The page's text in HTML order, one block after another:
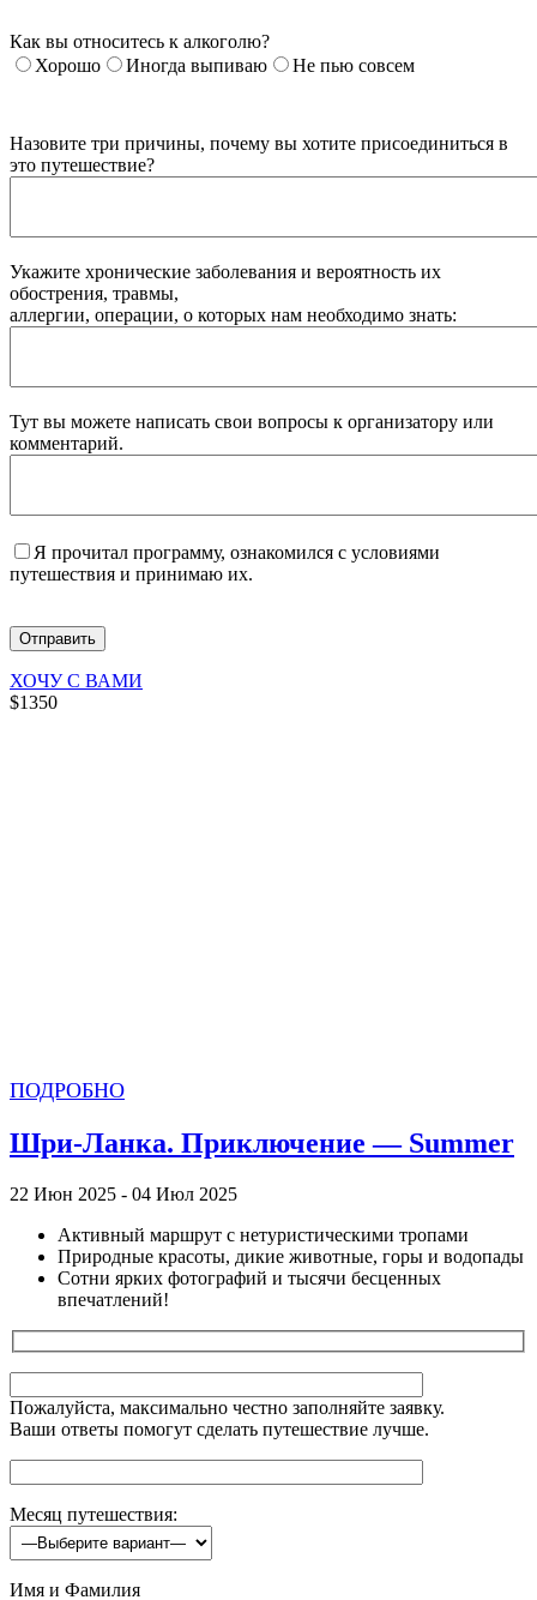
Как вы относитесь к алкоголю?
Хорошо
Иногда выпиваю Не пью совсем
Назовите три причины, почему вы хотите присоединиться в
это путешествие?
Укажите хронические заболевания и вероятность их
обострения, травмы,
аллергии, операции, о которых нам необходимо знать:
Тут вы можете написать свои вопросы к организатору или
комментарий.
Я прочитал программу, ознакомился с условиями
путешествия и принимаю их.
ХОЧУ С ВАМИ
$1350
ПОДРОБНО
Шри-Ланка. Приключение — Summer
22 Июн 2025 - 04 Июл 2025
Активный маршрут с нетуристическими тропами
Природные красоты, дикие животные, горы и водопады
Сотни ярких фотографий и тысячи бесценных
впечатлений!
Пожалуйста, максимально честно заполняйте заявку.
Ваши ответы помогут сделать путешествие лучше.
Месяц путешествия:
Имя и Фамилия